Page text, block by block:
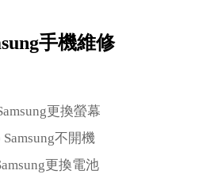
手機維修
更換螢幕
不開機
更換電池